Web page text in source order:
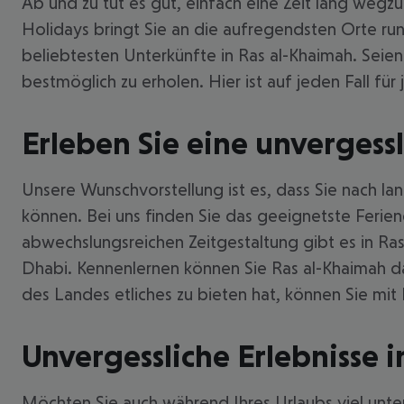
Holidays bringt Sie an die aufregendsten Orte
beliebtesten Unterkünfte in Ras al-Khaimah.
bestmöglich zu erholen. Hier ist auf jeden Fall
Erleben Sie eine
Unsere Wunschvorstellung ist es, dass Sie nach
können. Bei uns finden Sie das geeignetste
abwechslungsreichen Zeitgestaltung gibt es in
Dhabi. Kennenlernen können Sie Ras al-
des Landes etliches zu bieten hat, können Sie
Unvergessliche Erlebnisse